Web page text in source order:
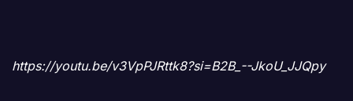
https://youtu.be/v3VpPJRttk8?si=B2B_--JkoU_JJQpy